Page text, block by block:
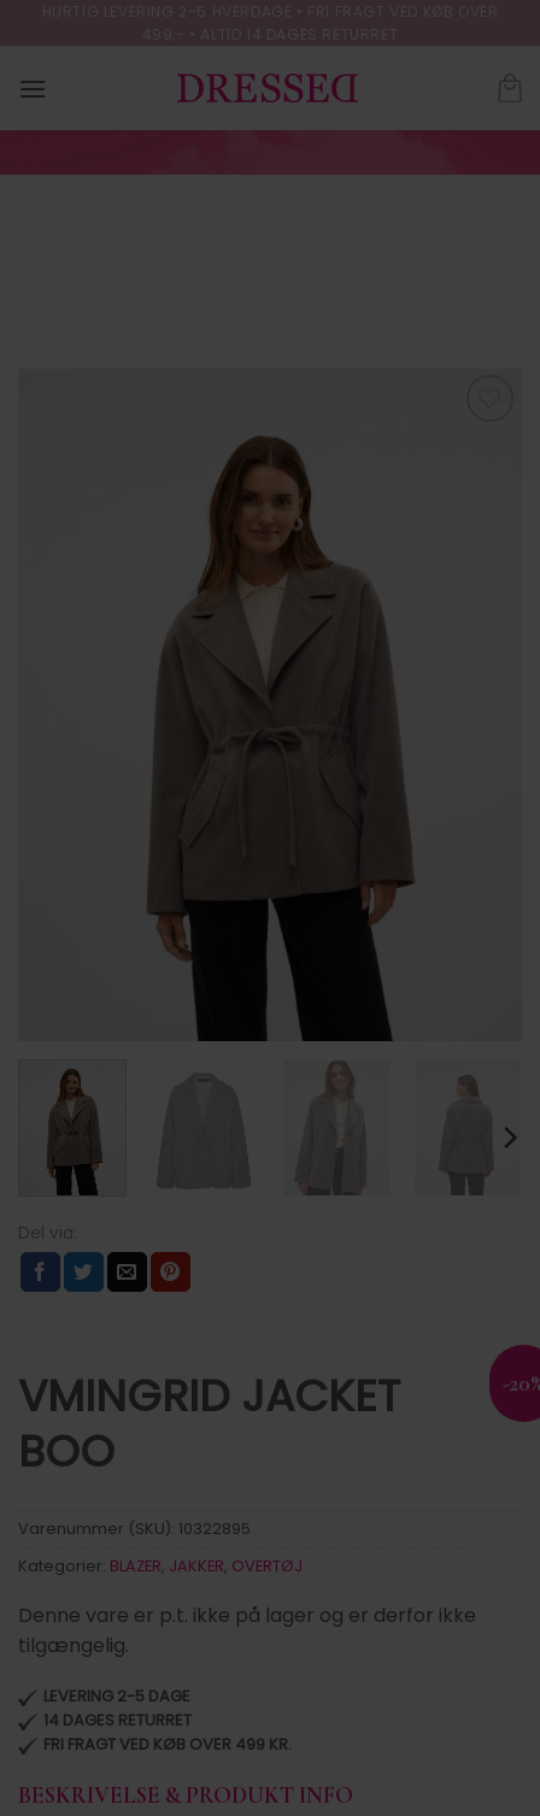
to
content
HURTIG LEVERING 2-5 HVERDAGE • FRI FRAGT VED KØB OVER
499,- • ALTID 14 DAGES RETURRET
-
VMINGRID JACKET
BOO
Varenummer (SKU): 10322895
Kategorier: BLAZER, JAKKER, OVERTØJ
Denne vare er p.t. ikke på lager og er derfor ikke
tilgængelig.
LEVERING 2-5 DAGE
14 DAGES RETURRET
FRI FRAGT VED KØB OVER 499 KR.
BESKRIVELSE & PRODUKT INFO